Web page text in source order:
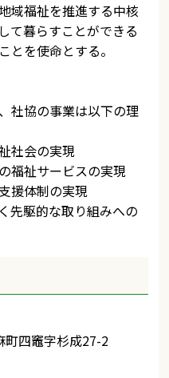
域福祉を推進する中核
て暮らすことができる
とを使命とする。
社協の事業は以下の理
社会の実現
福祉サービスの実現
援体制の実現
先駆的な取り組みへの
町四竈字杉成27-2